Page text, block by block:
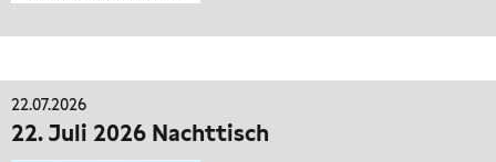
22.07.2026
22. Juli 2026 Nachttisch